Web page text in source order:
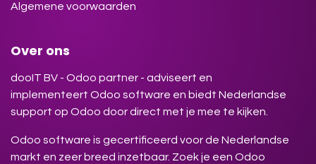
Algemene voorwaarden
Over ons
dooIT BV - Odoo partner - adviseert en
implementeert Odoo software en biedt Nederlandse
support op Odoo door direct met je mee te kijken.
Odoo software is gecertificeerd voor de Nederlandse
markt en zeer breed inzetbaar. Zoek je een Odoo